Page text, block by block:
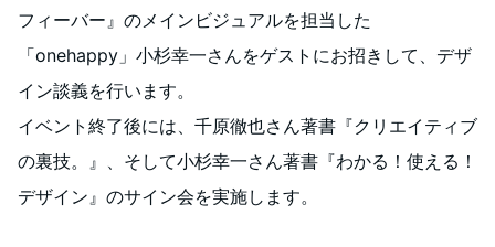
フィーバー』のメインビジュアルを担当した
「onehappy」小杉幸一さんをゲストにお招きして、デザ
イン談義を行います。
イベント終了後には、千原徹也さん著書『クリエイティブ
の裏技。』、そして小杉幸一さん著書『わかる！使える！
デザイン』のサイン会を実施します。